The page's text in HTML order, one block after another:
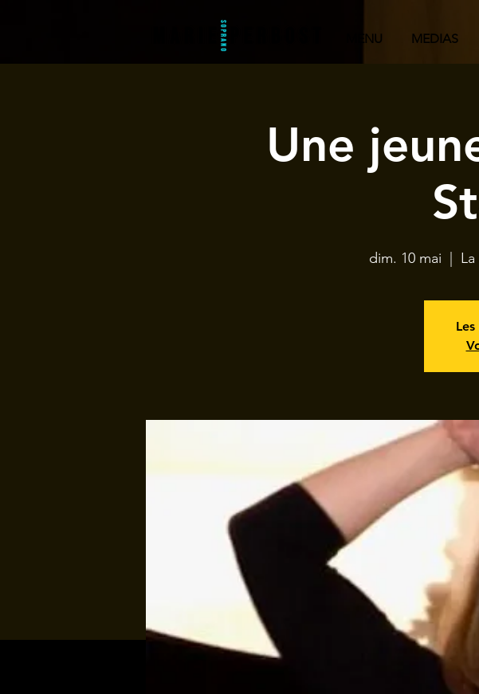
MENU MEDIAS
Une
dim. 10 mai